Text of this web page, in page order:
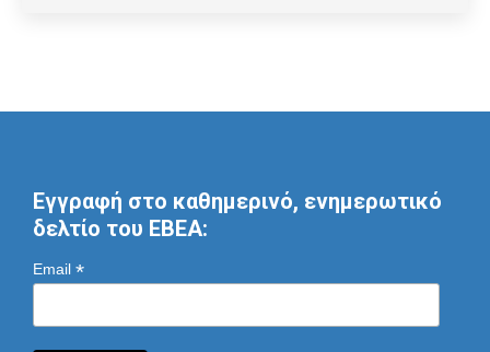
Εγγραφή στο καθημερινό, ενημερωτικό
δελτίο του ΕΒΕΑ:
Email *